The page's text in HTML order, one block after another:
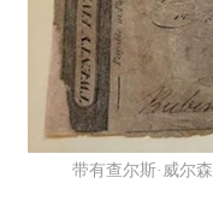
带有查尔斯·威尔
和社会公德规范
良好品质。
第三条
参加本次活动人
上）未成年人必
和社会公德规范
良好品质。
第三条
参加本次活动人
上）未成年人必
和社会公德规范
良好品质。
第三条
参加本次活动人
上）未成年人必